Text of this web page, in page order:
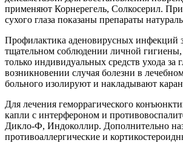
применяют Корнерегель, Солкосерил.
сухого глаза показаны препараты
Профилактика аденовирусных инфекций
тщательном соблюдении личной гигиены,
только индивидуальных средств ухода за
возникновении случая болезни в
больного изолируют и накладывают
Для лечения геморрагического
капли с интерфероном и
Дикло-Ф, Индоколлир. Дополнительно
противоаллергические и